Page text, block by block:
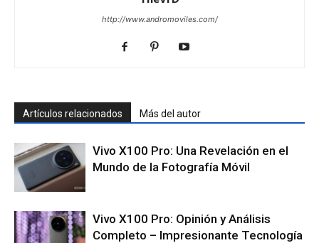
http://www.andromoviles.com/
Artículos relacionados Más del autor
Vivo X100 Pro: Una Revelación en el
Mundo de la Fotografía Móvil
Vivo X100 Pro: Opinión y Análisis
Completo – Impresionante Tecnología